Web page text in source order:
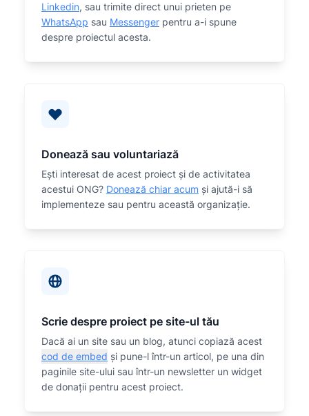
Linkedin, sau trimite direct unui prieten pe
WhatsApp sau Messenger pentru a-i spune
despre proiectul acesta.
Donează sau voluntariază
Eşti interesat de acest proiect și de activitatea
acestui ONG? Donează chiar acum și ajută-i să
implementeze sau pentru această organizaţie.
Scrie despre proiect pe site-ul tău
Dacă ai un site sau un blog, atunci copiază acest
cod de embed și pune-l într-un articol, pe una din
paginile site-ului sau într-un newsletter un widget
de donații pentru acest proiect.